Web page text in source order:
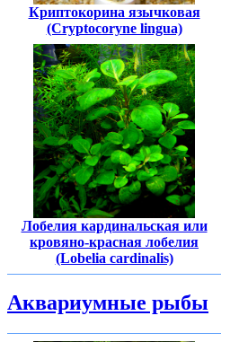
Криптокорина язычковая
(Cryptocoryne lingua)
Лобелия кардинальская или
кровяно-красная лобелия
(Lobelia cardinalis)
Аквариумные рыбы